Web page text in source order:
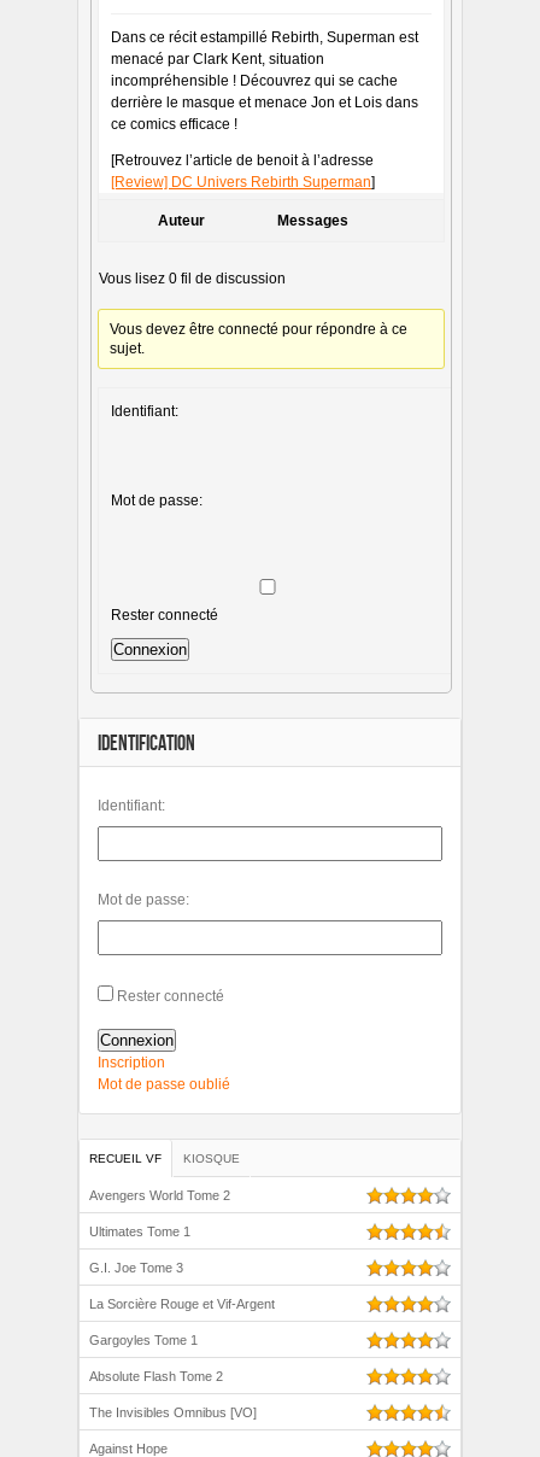
Dans ce récit estampillé Rebirth, Superman est
menacé par Clark Kent, situation
incompréhensible ! Découvrez qui se cache
derrière le masque et menace Jon et Lois dans
ce comics efficace !
[Retrouvez l’article de benoit à l’adresse
[Review] DC Univers Rebirth Superman]
Auteur Messages
Vous lisez 0 fil de discussion
Vous devez être connecté pour répondre à ce
sujet.
Identifiant:
Mot de passe:
Rester connecté
Connexion
IDENTIFICATION
Identifiant:
Mot de passe:
Rester connecté
Connexion
Inscription
Mot de passe oublié
RECUEIL VF KIOSQUE
Avengers World Tome 2
Ultimates Tome 1
G.I. Joe Tome 3
La Sorcière Rouge et Vif-Argent
Gargoyles Tome 1
Absolute Flash Tome 2
The Invisibles Omnibus [VO]
Against Hope